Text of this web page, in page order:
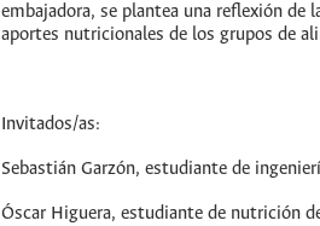
embajadora, se plantea una reflexión de
aportes nutricionales de los grupos de
Invitados/as:
Sebastián Garzón, estudiante de
Óscar Higuera, estudiante de nutrición